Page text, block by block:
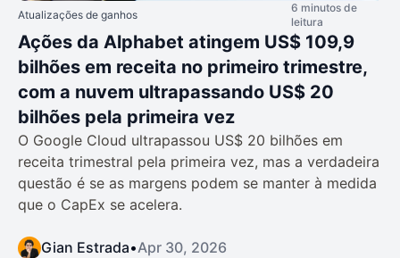
Atualizações de ganhos
6 minutos de
leitura
Ações da Alphabet atingem US$ 109,9
bilhões em receita no primeiro trimestre,
com a nuvem ultrapassando US$ 20
bilhões pela primeira vez
O Google Cloud ultrapassou US$ 20 bilhões em
receita trimestral pela primeira vez, mas a verdadeira
questão é se as margens podem se manter à medida
que o CapEx se acelera.
Gian Estrada•Apr 30, 2026